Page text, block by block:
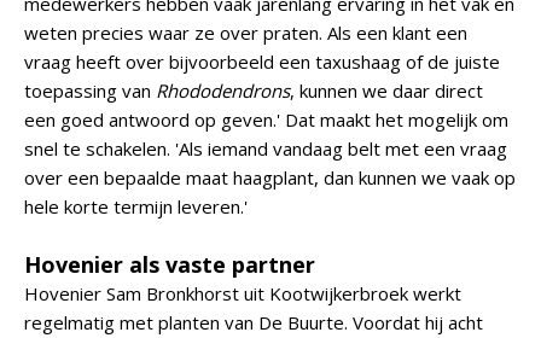
weten precies waar ze over praten. Als een klant een
vraag heeft over bijvoorbeeld een taxushaag of de juiste
toepassing van Rhododendrons, kunnen we daar direct
een goed antwoord op geven.' Dat maakt het mogelijk om
snel te schakelen. 'Als iemand vandaag belt met een vraag
over een bepaalde maat haagplant, dan kunnen we vaak op
hele korte termijn leveren.'
Hovenier als vaste partner
Hovenier Sam Bronkhorst uit Kootwijkerbroek werkt
regelmatig met planten van De Buurte. Voordat hij acht